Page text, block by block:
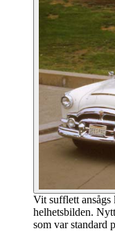
Vit sufflett
helhetsbilden.
som var standard